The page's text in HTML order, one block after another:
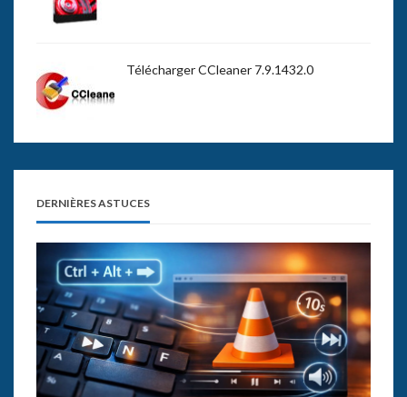
Télécharger CCleaner 7.9.1432.0
DERNIÈRES ASTUCES